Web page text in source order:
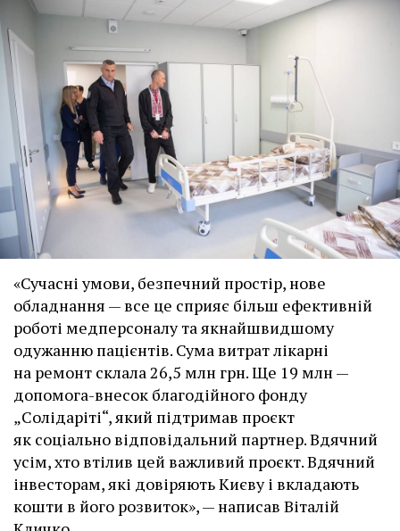
«Сучасні умови, безпечний простір, нове
обладнання — все це сприяє більш ефективній
роботі медперсоналу та якнайшвидшому
одужанню пацієнтів. Сума витрат лікарні
на ремонт склала 26,5 млн грн. Ще 19 млн —
допомога-внесок благодійного фонду
„Солідаріті“, який підтримав проєкт
як соціально відповідальний партнер. Вдячний
усім, хто втілив цей важливий проєкт. Вдячний
інвесторам, які довіряють Києву і вкладають
кошти в його розвиток», — написав Віталій